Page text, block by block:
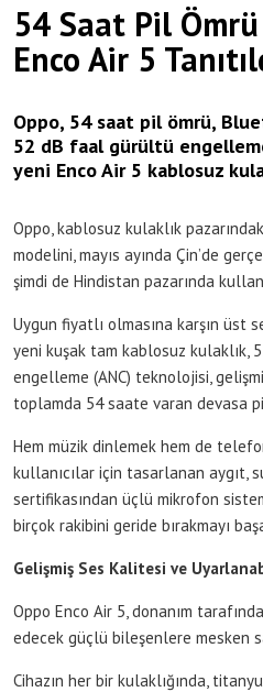
54 Saat Pil
Enco Air 5
Oppo, 54 saat pil ömrü,
52 dB faal gürültü
yeni Enco Air 5 kablosuz
Oppo, kablosuz kulaklık
modelini, mayıs ayında Çin’de
şimdi de Hindistan pazarında
Uygun fiyatlı olmasına karşın üst
yeni kuşak tam kablosuz
engelleme (ANC) teknolojisi,
toplamda 54 saate varan devasa
Hem müzik dinlemek hem de
kullanıcılar için tasarlanan aygıt,
sertifikasından üçlü mikrofon
birçok rakibini geride bırakmayı
Gelişmiş Ses Kalitesi ve
Oppo Enco Air 5, donanım
edecek güçlü bileşenlere mesken
Cihazın her bir kulaklığında,